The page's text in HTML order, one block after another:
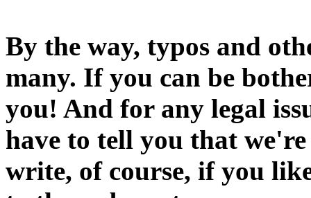
By the way, typos and
many. If you can be
you! And for any legal
have to tell you that
write, of course, if you